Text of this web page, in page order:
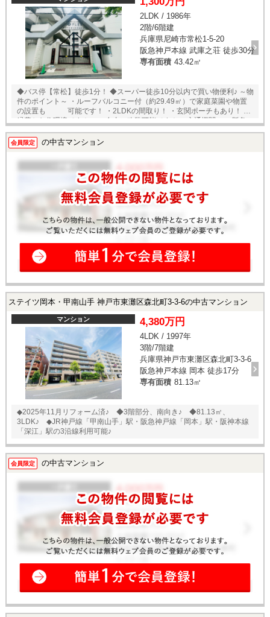
2LDK / 1986年
2階/6階建
兵庫県尼崎市常松1-5-20
阪急神戸本線 武庫之荘 徒歩30分
専有面積 43.42㎡
◆バス停【常松】徒歩1分！ ◆スーパー徒歩10分以内で買い物便利♪ ～物
件のポイント～ ・ルーフバルコニー付（約29.49㎡）で家庭菜園や物置
の設置も 可能です！ ・2LDKの間取り！ ・玄関ポーチもあり！ ・
緑豊かな住環境です！ ・ご自由に改装可能です！ ＜交通機関＞ ・阪急
立地のポイント～ ◆「コープミニ西武庫店」 徒歩10分 ◆「イズミヤ昆
陽店」 徒歩15分 ◆「ローソン尼崎常松店」 徒歩3分 ◆「武庫の里小
学校」 徒歩11分 ◆「常陽中学校」 徒歩3分 ★室内ゆっくりご内覧頂
く事ができますので、この機会に是非ご覧下さい。 住宅ローン・資金計
画もご相談下さい。 また、近隣の物件資料等もご用意しております。 事
前予約頂ければ、20時以降の内覧や当社定休日の火曜日・水曜日の内覧
も対応致します。
会員限定 の中古マンション
ステイツ岡本・甲南山手 神戸市東灘区森北町3-3-6の中古マンション
マンション 4,380万円
4LDK / 1997年
3階/7階建
兵庫県神戸市東灘区森北町3-3-6
阪急神戸本線 岡本 徒歩17分
専有面積 81.13㎡
◆2025年11月リフォーム済♪ ◆3階部分、南向き♪ ◆81.13㎡、
3LDK♪ ◆JR神戸線「甲南山手」駅・阪急神戸線「岡本」駅・阪神本線
「深江」駅の3沿線利用可能♪
会員限定 の中古マンション